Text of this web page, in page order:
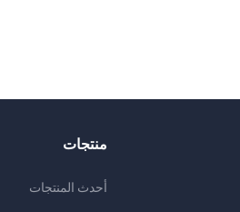
منتجات
أحدث المنتجات